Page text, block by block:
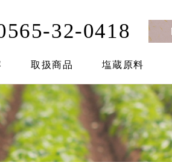
32-0418
取扱商品 塩蔵原料